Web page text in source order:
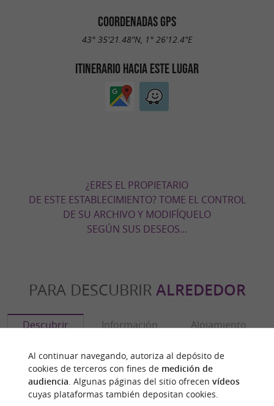
COORDENADAS GPS
43° 35'21.48"N, 1° 26'12.4"E
ITINERARIO HACIA ESTE LUGAR
¿ERES EL PROPIETARIO
DE ESTE ESTABLECIMIENTO? TOME EL CONTROL
DE SU ARCHIVO Y MODIFÍQUELO
SEGÚN SUS DESEOS...
PARA DESCUBRIR ALREDEDOR
Descubrir Información Alojamiento
Al continuar navegando, autoriza al depósito de
cookies de terceros con fines de medición de
audiencia. Algunas páginas del sitio ofrecen vídeos
cuyas plataformas también depositan cookies.